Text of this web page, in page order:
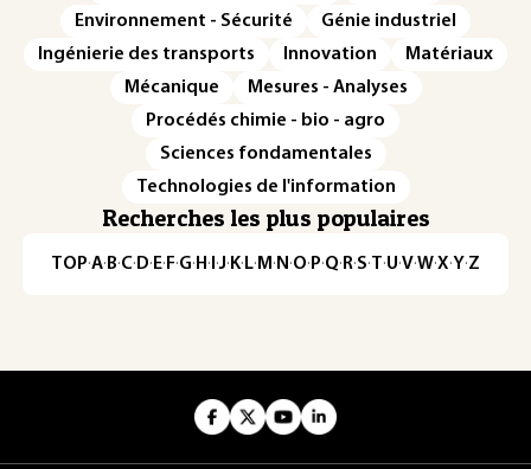
Environnement - Sécurité
Génie industriel
Ingénierie des transports
Innovation
Matériaux
Mécanique
Mesures - Analyses
Procédés chimie - bio - agro
Sciences fondamentales
Technologies de l'information
Recherches les plus populaires
TOP·A·B·C· D· E· F·G· H · ·J· K· L· M · N ·O· P·Q· R·S·T·U·V·W·X·Y·Z